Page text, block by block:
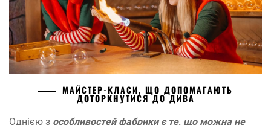
МАЙСТЕР-КЛАСИ, ЩО ДОПОМАГАЮТЬ
ДОТОРКНУТИСЯ ДО ДИВА
Однією з особливостей фабрики є те, що можна не